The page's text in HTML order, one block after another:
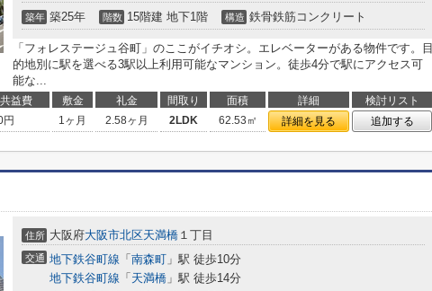
築年 築25年 階数 15階建 地下1階 構造 鉄骨鉄筋コンクリート
「フォレステージュ谷町」のここがイチオシ。エレベーターがある物件です。目
的地別に駅を選べる3駅以上利用可能なマンション。徒歩4分で駅にアクセス可
能な...
益費 敷金 礼金 間取り 面積 詳細
検討リスト
円 1ヶ月 2.58ヶ月 2LDK 62.53㎡ 詳細を見る 追加する
住所 大阪府大阪市北区天満橋 １丁目
交通 地下鉄谷町線 「 南森町 」駅 徒歩10分
地下鉄谷町線 「 天満橋 」駅 徒歩14分